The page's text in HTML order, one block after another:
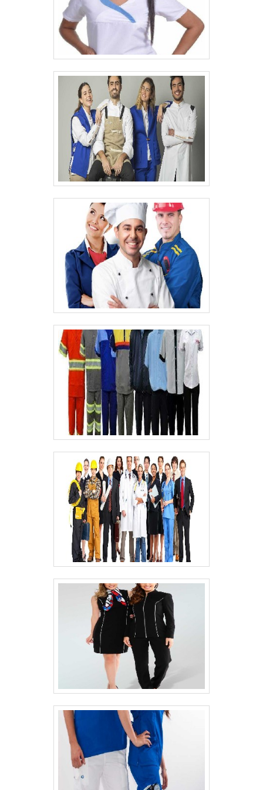
entrega confiança e produtos de qualidade.
Alguns desses motivos são: Amplo estoque
de produtos; Profissionais com vasta
experiência na área de atuação;
Atendimento personalizado; Logística
planejada para entregas em curto prazo;
Diversas opções de pagamento
disponíveis.EFICIÊNCIA E QUALIDADE
COMPROVADASomente na Routte existe
variedade e qualidade quando o assunto for
calça brim. A empresa oferece opções
como camisas de brim para uniformes e
bermuda de brim uniforme.É uma empresa
responsável e comprometida com seus
serviços, qualificações possíveis pelo fato
de possuir escritório de alta qualidade onde
são realizadas as atividades e logística
planejada para entregas em curto
prazo. Tudo isso, somado a uma equipe
multidisciplinar de consultores associados
e colaboradores eficientes, comprova sua
essência de trazer o melhor para todos os
clientes.